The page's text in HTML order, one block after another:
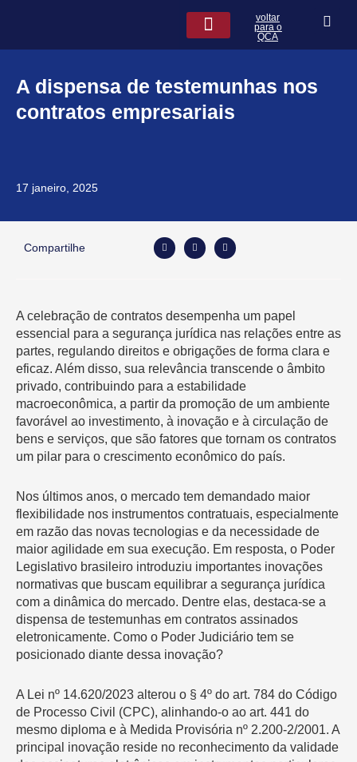
voltar
para o
QCA
A dispensa de testemunhas nos
contratos empresariais
17 janeiro, 2025
Compartilhe
A celebração de contratos desempenha um papel
essencial para a segurança jurídica nas relações entre as
partes, regulando direitos e obrigações de forma clara e
eficaz. Além disso, sua relevância transcende o âmbito
privado, contribuindo para a estabilidade
macroeconômica, a partir da promoção de um ambiente
favorável ao investimento, à inovação e à circulação de
bens e serviços, que são fatores que tornam os contratos
um pilar para o crescimento econômico do país.
Nos últimos anos, o mercado tem demandado maior
flexibilidade nos instrumentos contratuais, especialmente
em razão das novas tecnologias e da necessidade de
maior agilidade em sua execução. Em resposta, o Poder
Legislativo brasileiro introduziu importantes inovações
normativas que buscam equilibrar a segurança jurídica
com a dinâmica do mercado. Dentre elas, destaca-se a
dispensa de testemunhas em contratos assinados
eletronicamente. Como o Poder Judiciário tem se
posicionado diante dessa inovação?
A Lei nº 14.620/2023 alterou o § 4º do art. 784 do Código
de Processo Civil (CPC), alinhando-o ao art. 441 do
mesmo diploma e à Medida Provisória nº 2.200-2/2001. A
principal inovação reside no reconhecimento da validade